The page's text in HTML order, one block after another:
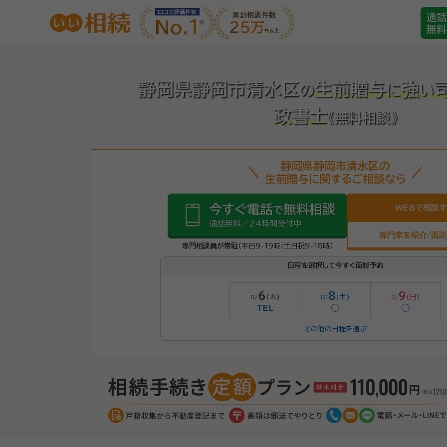
口コミ評価件数
No.1
累計相談件数
25万件以上
通話
無料
静岡県静岡市清水区の生前贈与に強い
政書士《無料相談》
静岡県静岡市清水区の
生前贈与に関するご相談なら
今すぐ電話で無料相談
通話無料／24時間受付中
専門相談員が常駐（平日9-19時/土日祝9-18時）
WEBで相談
専門家を紹介/面
日程を選択して今すぐ面談予約
8/6 (木)
TEL
8/8(土)
◯
8/9 (日)
◯
その他の日程を選ぶ